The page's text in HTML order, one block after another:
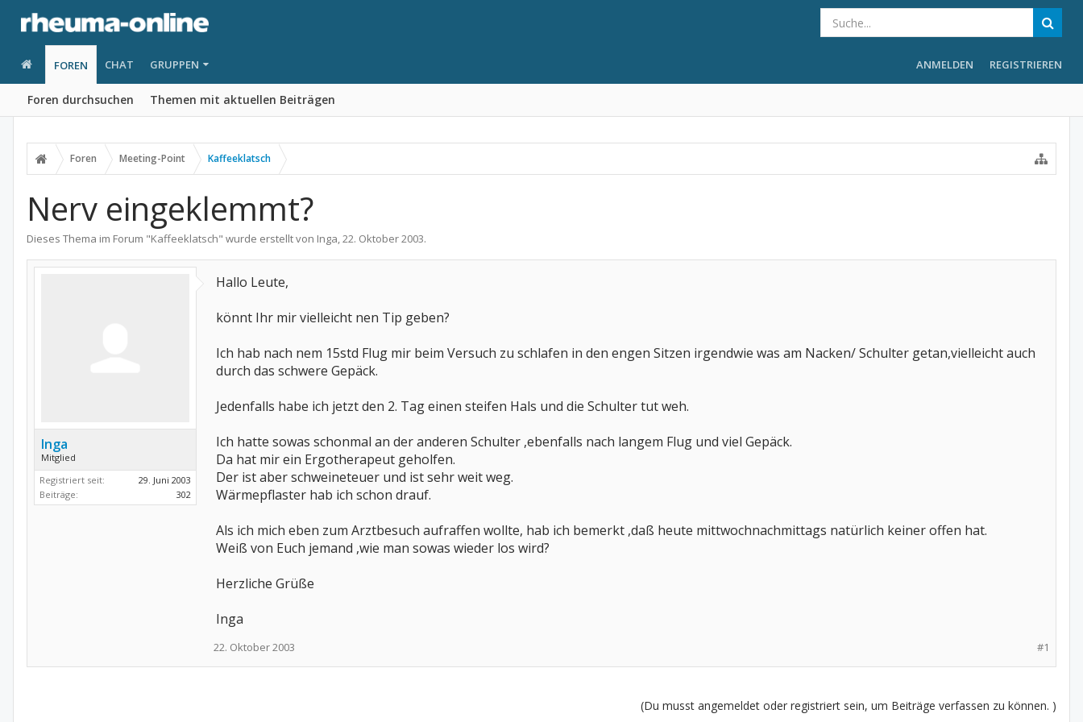
FOREN
Foren durchsuchen Themen mit aktuellen Beiträgen
CHAT GRUPPEN ANMELDEN REGISTRIEREN
Foren Meeting-Point Kaffeeklatsch
Nerv eingeklemmt?
Dieses Thema im Forum "Kaffeeklatsch" wurde erstellt von Inga,22. Oktober 2003.
Inga
Mitglied
Registriert seit:
29. Juni 2003
Beiträge:
302
Hallo Leute,
könnt Ihr mir vielleicht nen Tip geben?
Ich hab nach nem 15std Flug mir beim Versuch zu schlafen in den engen Sitzen irgendwie was am Nacken/ Schulter getan,vielleicht auch
durch das schwere Gepäck.
Jedenfalls habe ich jetzt den 2. Tag einen steifen Hals und die Schulter tut weh.
Ich hatte sowas schonmal an der anderen Schulter ,ebenfalls nach langem Flug und viel Gepäck.
Da hat mir ein Ergotherapeut geholfen.
Der ist aber schweineteuer und ist sehr weit weg.
Wärmepflaster hab ich schon drauf.
Als ich mich eben zum Arztbesuch aufraffen wollte, hab ich bemerkt ,daß heute mittwochnachmittags natürlich keiner offen hat.
Weiß von Euch jemand ,wie man sowas wieder los wird?
Herzliche Grüße
Inga
#1
22. Oktober 2003
(Du musst angemeldet oder registriert sein, um Beiträge verfassen zu können. )